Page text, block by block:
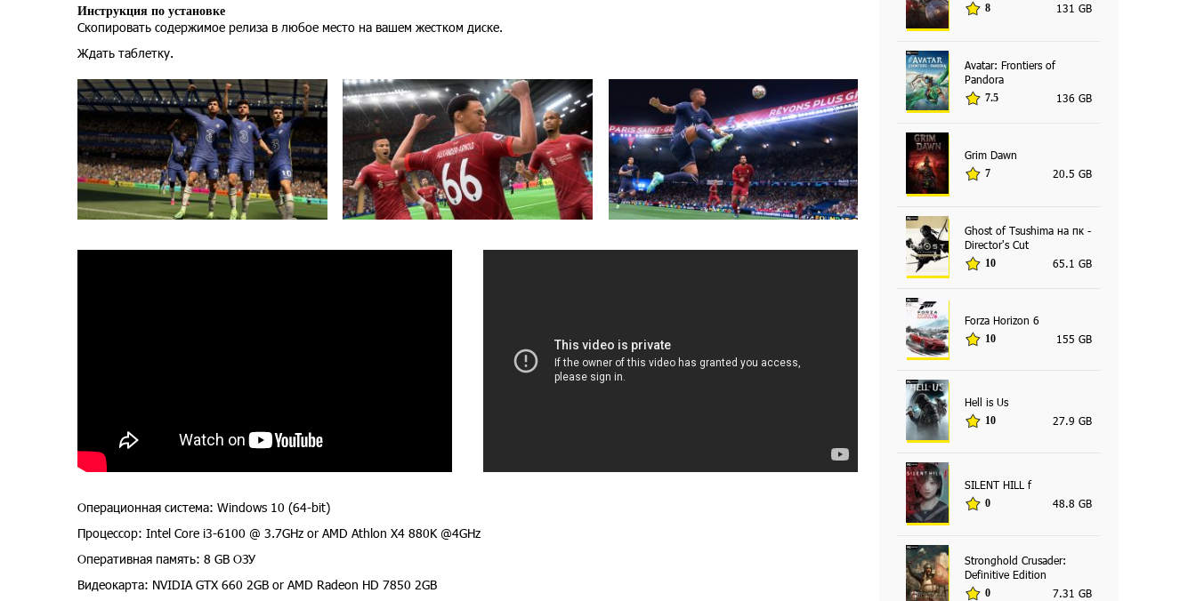
Инструкция по установке
Скопировать содержимое релиза в любое место на вашем жестком диске.
Ждать таблетку.
Операционная система: Windows 10 (64-bit)
Процессор: Intel Core i3-6100 @ 3.7GHz or AMD Athlon X4 880K @4GHz
Оперативная память: 8 GB ОЗУ
Видеокарта: NVIDIA GTX 660 2GB or AMD Radeon HD 7850 2GB
8 131 GB
Avatar: Frontiers of
Pandora
7.5 136 GB
Grim Dawn
7 20.5 GB
Ghost of Tsushima на пк -
Director's Cut
10 65.1 GB
Forza Horizon 6
10 155 GB
Hell is Us
10 27.9 GB
SILENT HILL f
0 48.8 GB
Stronghold Crusader:
Definitive Edition
0 7.31 GB